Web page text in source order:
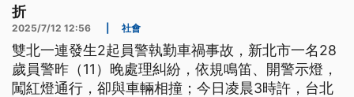
折
2025/7/12 12:56 社會
雙北一連發生2起員警執勤車禍事故，新北市一名28
歲員警昨（11）晚處理糾紛，依規鳴笛、開警示燈，
闖紅燈通行，卻與車輛相撞；今日凌晨3時許，台北